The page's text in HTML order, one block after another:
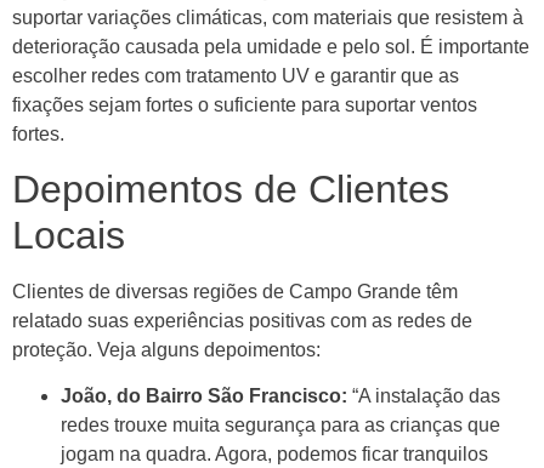
suportar variações climáticas, com materiais que resistem à
deterioração causada pela umidade e pelo sol. É importante
escolher redes com tratamento UV e garantir que as
fixações sejam fortes o suficiente para suportar ventos
fortes.
Depoimentos de Clientes
Locais
Clientes de diversas regiões de Campo Grande têm
relatado suas experiências positivas com as redes de
proteção. Veja alguns depoimentos:
João, do Bairro São Francisco: “A instalação das
redes trouxe muita segurança para as crianças que
jogam na quadra. Agora, podemos ficar tranquilos